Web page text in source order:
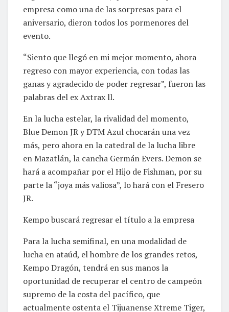
empresa como una de las sorpresas para el
aniversario, dieron todos los pormenores del
evento.
“Siento que llegó en mi mejor momento, ahora
regreso con mayor experiencia, con todas las
ganas y agradecido de poder regresar”, fueron las
palabras del ex Axtrax ll.
En la lucha estelar, la rivalidad del momento,
Blue Demon JR y DTM Azul chocarán una vez
más, pero ahora en la catedral de la lucha libre
en Mazatlán, la cancha Germán Evers. Demon se
hará a acompañar por el Hijo de Fishman, por su
parte la “joya más valiosa”, lo hará con el Fresero
JR.
Kempo buscará regresar el título a la empresa
Para la lucha semifinal, en una modalidad de
lucha en ataúd, el hombre de los grandes retos,
Kempo Dragón, tendrá en sus manos la
oportunidad de recuperar el centro de campeón
supremo de la costa del pacífico, que
actualmente ostenta el Tijuanense Xtreme Tiger,